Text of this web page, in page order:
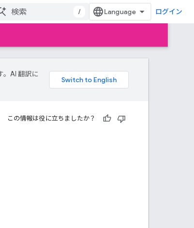
/ ログイン
。AI 翻訳に
この情報は役に立ちましたか？